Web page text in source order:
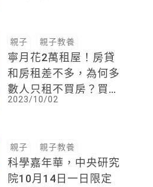
親子 親子教養
寧月花2萬租屋！房貸
和房租差不多，為何多
數人只租不買房？買房
VS租房優缺點一次看
2023/10/02
親子 親子教養
科學嘉年華，中央研究
院10月14日一日限定